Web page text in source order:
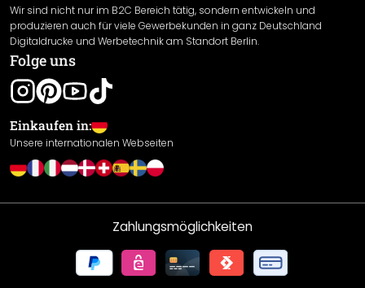
Widerrufsrecht
Datenschutzerklärung
Gewährleistung
Leistungserklärung / CE-Zeichen
Cookie Einstellungen
Wir sind nicht nur im B2C Bereich tätig, sondern entwickeln und
produzieren auch für viele Gewerbekunden in ganz Deutschland
Digitaldrucke und Werbetechnik am Standort Berlin.
Folge uns
Einkaufen in:
Unsere internationalen Webseiten
Zahlungsmöglichkeiten